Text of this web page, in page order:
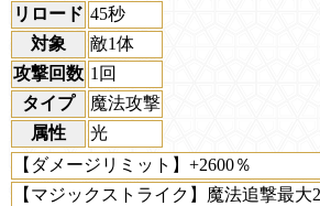
リロード 45秒
対象
敵1体
攻撃回数 1回
タイプ
魔法攻撃
属性
光
【ダメージリミット】+2600％
【マジックストライク】魔法追撃最大2